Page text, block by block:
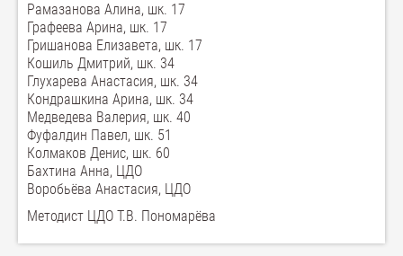
Рамазанова Алина, шк. 17
Графеева Арина, шк. 17
Гришанова Елизавета, шк. 17
Кошиль Дмитрий, шк. 34
Глухарева Анастасия, шк. 34
Кондрашкина Арина, шк. 34
Медведева Валерия, шк. 40
Фуфалдин Павел, шк. 51
Колмаков Денис, шк. 60
Бахтина Анна, ЦДО
Воробьёва Анастасия, ЦДО
Методист ЦДО Т.В. Пономарёва